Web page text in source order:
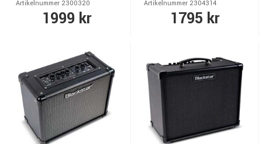
Artikelnummer 2300320
1999 kr
Artikelnummer 2304314
1795 kr